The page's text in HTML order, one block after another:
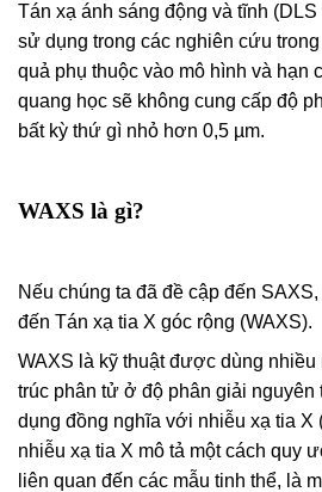
Tán xạ ánh sáng động và tĩnh
sử dụng trong các nghiên cứu
quả phụ thuộc vào mô hình và hạn
quang học sẽ không cung cấp độ
bất kỳ thứ gì nhỏ hơn 0,5 µm.
WAXS là gì?
Nếu chúng ta đã đề cập đến
đến Tán xạ tia X góc rộng (WAXS).
WAXS là kỹ thuật được dùng nhiều
trúc phân tử ở độ phân giải
dụng đồng nghĩa với nhiễu xạ tia X
nhiễu xạ tia X mô tả một cách quy
liên quan đến các mẫu tinh thể, là